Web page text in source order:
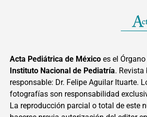
Acta Pediátrica de México es el
Instituto Nacional de Pediatría.
responsable: Dr. Felipe Aguilar Ituarte.
fotografías son responsabilidad
La reproducción parcial o total de este